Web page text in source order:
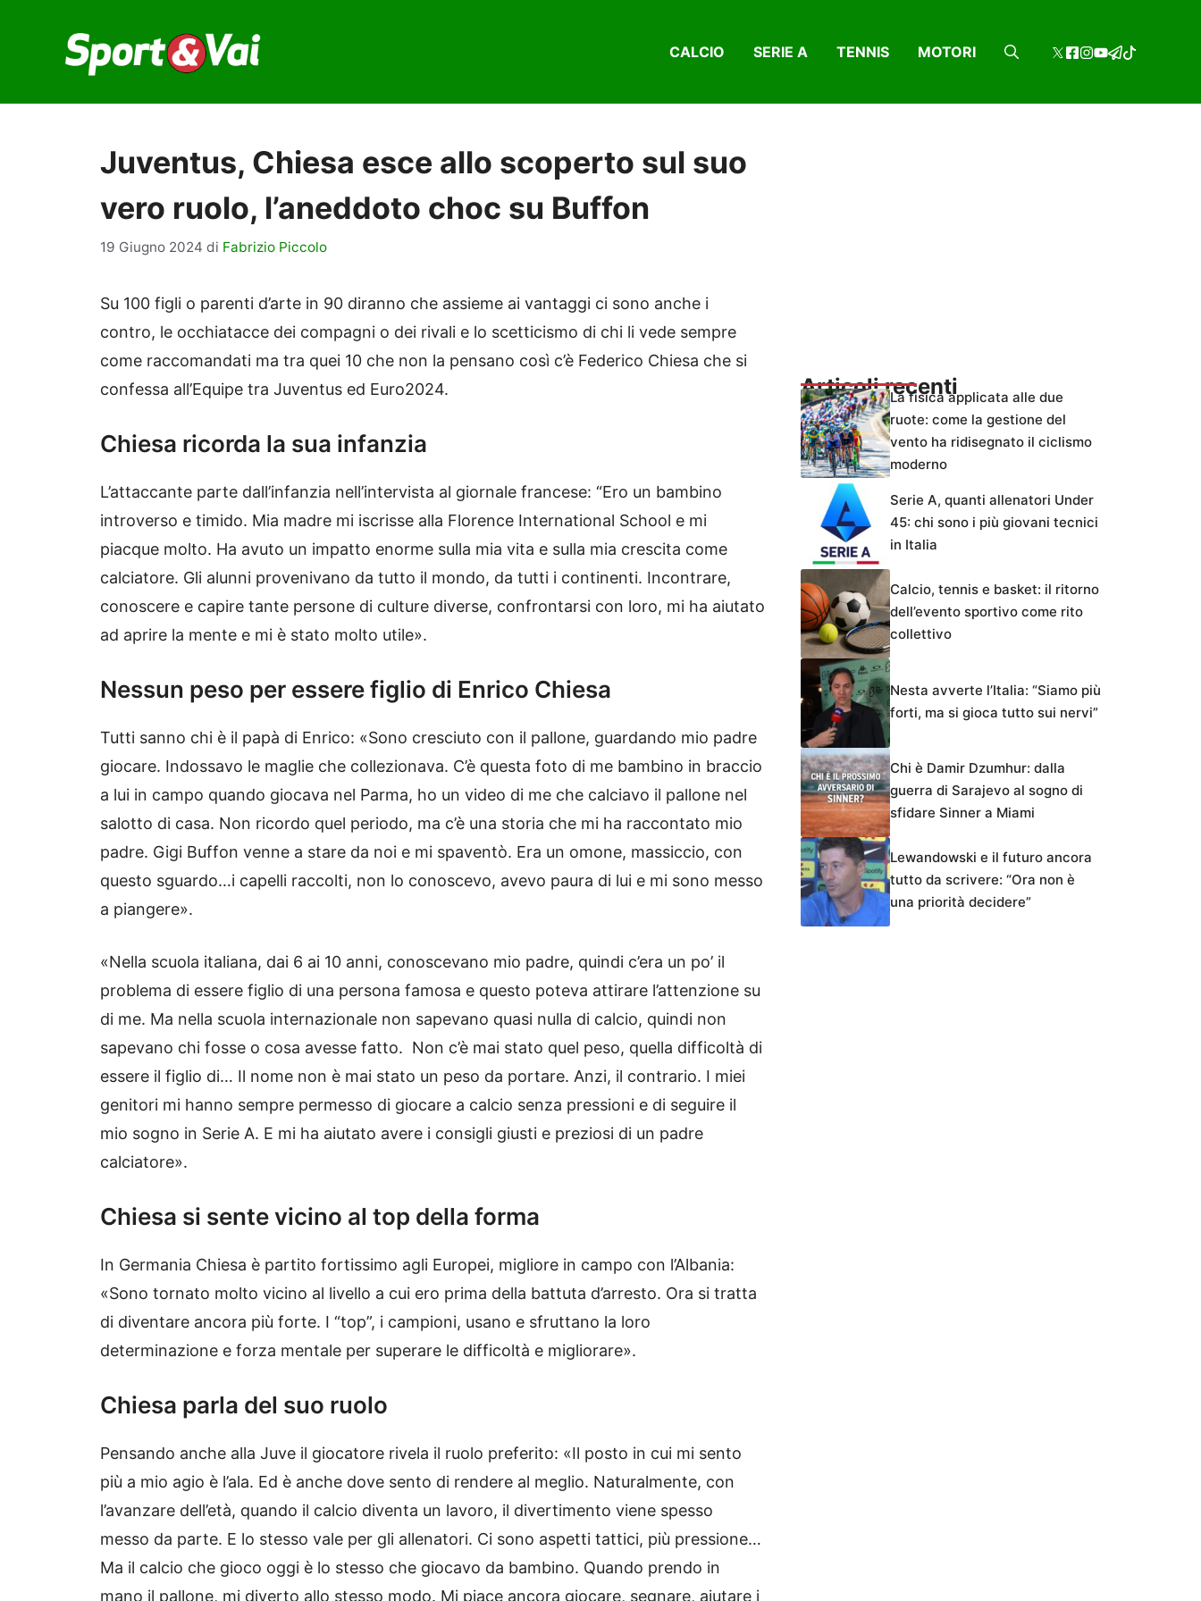
contenuto
CALCIO SERIE A TENNIS MOTORI
Juventus, Chiesa esce allo scoperto sul suo
vero ruolo, l’aneddoto choc su Buffon
19 Giugno 2024 di Fabrizio Piccolo
Su 100 figli o parenti d’arte in 90 diranno che assieme ai vantaggi ci sono anche i
contro, le occhiatacce dei compagni o dei rivali e lo scetticismo di chi li vede sempre
come raccomandati ma tra quei 10 che non la pensano così c’è Federico Chiesa che si
confessa all’Equipe tra Juventus ed Euro2024.
Chiesa ricorda la sua infanzia
L’attaccante parte dall’infanzia nell’intervista al giornale francese: “Ero un bambino
introverso e timido. Mia madre mi iscrisse alla Florence International School e mi
piacque molto. Ha avuto un impatto enorme sulla mia vita e sulla mia crescita come
calciatore. Gli alunni provenivano da tutto il mondo, da tutti i continenti. Incontrare,
conoscere e capire tante persone di culture diverse, confrontarsi con loro, mi ha aiutato
ad aprire la mente e mi è stato molto utile».
Nessun peso per essere figlio di Enrico Chiesa
Tutti sanno chi è il papà di Enrico: «Sono cresciuto con il pallone, guardando mio padre
giocare. Indossavo le maglie che collezionava. C’è questa foto di me bambino in braccio
a lui in campo quando giocava nel Parma, ho un video di me che calciavo il pallone nel
salotto di casa. Non ricordo quel periodo, ma c’è una storia che mi ha raccontato mio
padre. Gigi Buffon venne a stare da noi e mi spaventò. Era un omone, massiccio, con
questo sguardo…i capelli raccolti, non lo conoscevo, avevo paura di lui e mi sono messo
a piangere».
«Nella scuola italiana, dai 6 ai 10 anni, conoscevano mio padre, quindi c’era un po’ il
problema di essere figlio di una persona famosa e questo poteva attirare l’attenzione su
di me. Ma nella scuola internazionale non sapevano quasi nulla di calcio, quindi non
sapevano chi fosse o cosa avesse fatto. Non c’è mai stato quel peso, quella difficoltà di
essere il figlio di… Il nome non è mai stato un peso da portare. Anzi, il contrario. I miei
genitori mi hanno sempre permesso di giocare a calcio senza pressioni e di seguire il
mio sogno in Serie A. E mi ha aiutato avere i consigli giusti e preziosi di un padre
calciatore».
Chiesa si sente vicino al top della forma
In Germania Chiesa è partito fortissimo agli Europei, migliore in campo con l’Albania:
«Sono tornato molto vicino al livello a cui ero prima della battuta d’arresto. Ora si tratta
di diventare ancora più forte. I “top”, i campioni, usano e sfruttano la loro
determinazione e forza mentale per superare le difficoltà e migliorare».
Chiesa parla del suo ruolo
Pensando anche alla Juve il giocatore rivela il ruolo preferito: «Il posto in cui mi sento
più a mio agio è l’ala. Ed è anche dove sento di rendere al meglio. Naturalmente, con
l’avanzare dell’età, quando il calcio diventa un lavoro, il divertimento viene spesso
messo da parte. E lo stesso vale per gli allenatori. Ci sono aspetti tattici, più pressione…
Ma il calcio che gioco oggi è lo stesso che giocavo da bambino. Quando prendo in
mano il pallone, mi diverto allo stesso modo. Mi piace ancora giocare, segnare, aiutare i
Articoli recentiLa fisica applicata alle due
ruote: come la gestione del
vento ha ridisegnato il ciclismo
moderno
Serie A, quanti allenatori Under
45: chi sono i più giovani tecnici
in Italia
Calcio, tennis e basket: il ritorno
dell’evento sportivo come rito
collettivo
Nesta avverte l’Italia: “Siamo più
forti, ma si gioca tutto sui nervi”
Chi è Damir Dzumhur: dalla
guerra di Sarajevo al sogno di
sfidare Sinner a Miami
Lewandowski e il futuro ancora
tutto da scrivere: “Ora non è
una priorità decidere”